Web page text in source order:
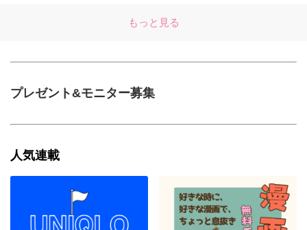
もっと見る
プレゼント&モニター募集
人気連載